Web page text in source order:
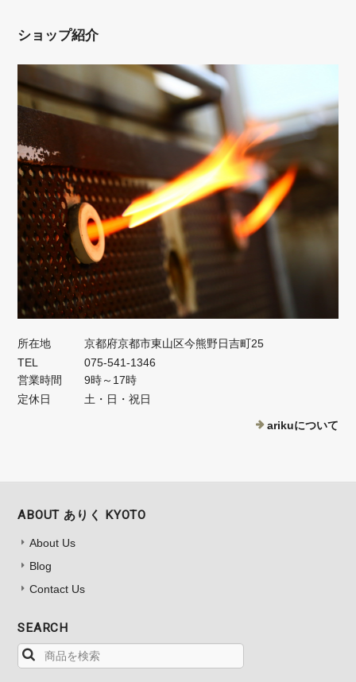
ショップ紹介
所在地
京都府京都市東山区今熊野日吉町25
TEL
075-541-1346
営業時間
9時～17時
定休日
土・日・祝日
arikuについて
ABOUT ありく KYOTO
About Us
Blog
Contact Us
SEARCH